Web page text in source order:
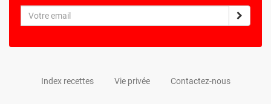
Index recettes Vie privée Contactez-nous